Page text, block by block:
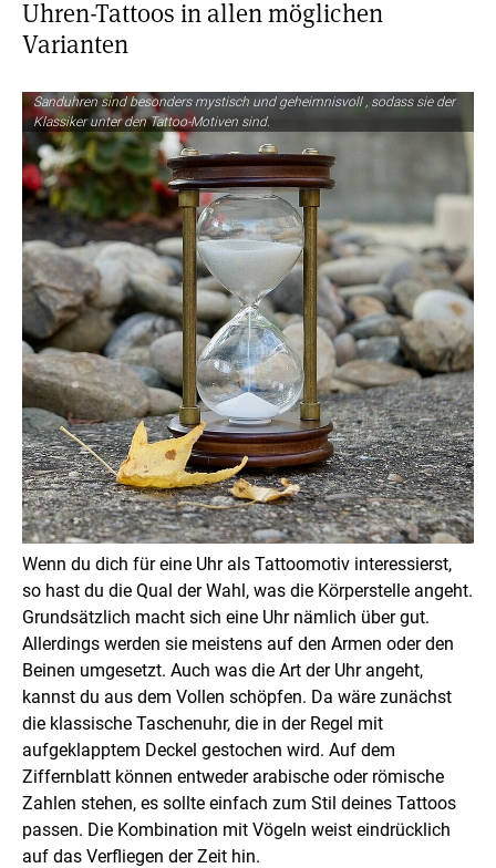
Uhren-Tattoos in allen möglichen
Varianten
Sanduhren sind besonders mystisch und geheimnisvoll , sodass sie der
Klassiker unter den Tattoo-Motiven sind.
Wenn du dich für eine Uhr als Tattoomotiv interessierst,
so hast du die Qual der Wahl, was die Körperstelle angeht.
Grundsätzlich macht sich eine Uhr nämlich über gut.
Allerdings werden sie meistens auf den Armen oder den
Beinen umgesetzt. Auch was die Art der Uhr angeht,
kannst du aus dem Vollen schöpfen. Da wäre zunächst
die klassische Taschenuhr, die in der Regel mit
aufgeklapptem Deckel gestochen wird. Auf dem
Ziffernblatt können entweder arabische oder römische
Zahlen stehen, es sollte einfach zum Stil deines Tattoos
passen. Die Kombination mit Vögeln weist eindrücklich
auf das Verfliegen der Zeit hin.